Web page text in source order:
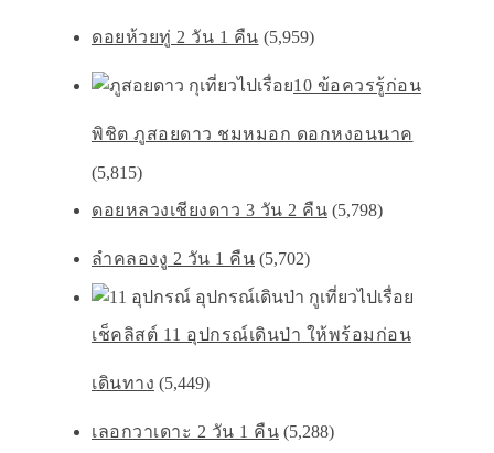
ดอยห้วยทู่ 2 วัน 1 คืน (5,959)
10 ข้อควรรู้ก่อน
พิชิต ภูสอยดาว ชมหมอก ดอกหงอนนาค
(5,815)
ดอยหลวงเชียงดาว 3 วัน 2 คืน (5,798)
ลำคลองงู 2 วัน 1 คืน (5,702)
เช็คลิสต์ 11 อุปกรณ์เดินป่า ให้พร้อมก่อน
เดินทาง (5,449)
เลอกวาเดาะ 2 วัน 1 คืน (5,288)